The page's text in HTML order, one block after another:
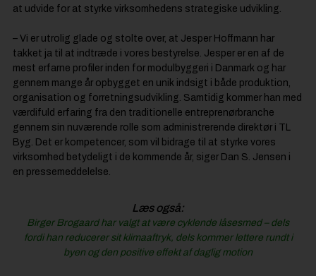
at udvide for at styrke virksomhedens strategiske udvikling.
– Vi er utrolig glade og stolte over, at Jesper Hoffmann har
takket ja til at indtræde i vores bestyrelse. Jesper er en af de
mest erfarne profiler inden for modulbyggeri i Danmark og har
gennem mange år opbygget en unik indsigt i både produktion,
organisation og forretningsudvikling. Samtidig kommer han med
værdifuld erfaring fra den traditionelle entreprenørbranche
gennem sin nuværende rolle som administrerende direktør i TL
Byg. Det er kompetencer, som vil bidrage til at styrke vores
virksomhed betydeligt i de kommende år, siger Dan S. Jensen i
en pressemeddelelse.
Læs også:
Birger Brogaard har valgt at være cyklende låsesmed – dels
fordi han reducerer sit klimaaftryk, dels kommer lettere rundt i
byen og den positive effekt af daglig motion